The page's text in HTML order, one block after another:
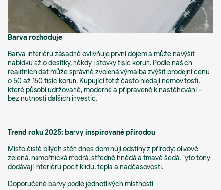
Barva rozhoduje
Barva interiéru zásadně ovlivňuje první dojem a může navýšit
nabídku až o desítky, někdy i stovky tisíc korun. Podle našich
realitních dat může správně zvolená výmalba zvýšit prodejní cenu
o 50 až 150 tisíc korun. Kupující totiž často hledají nemovitosti,
které působí udržovaně, moderně a připraveně k nastěhování –
bez nutnosti dalších investic.
Trend roku 2025: barvy inspirované přírodou
Místo čistě bílých stěn dnes dominují odstíny z přírody: olivově
zelená, námořnická modrá, středně hnědá a tmavě šedá. Tyto tóny
dodávají interiéru pocit klidu, tepla a nadčasovosti.
Doporučené barvy podle jednotlivých místností